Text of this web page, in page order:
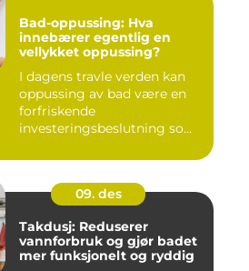
Bad-oppussing: Hva
innebærer egentlig en
vellykket oppussing?
I dagens travle verden kan
oppussing av bad være en
forfriskende
investeringsbeslutning som
09. des
Takdusj: Reduserer
vannforbruk og gjør badet
mer funksjonelt og ryddig